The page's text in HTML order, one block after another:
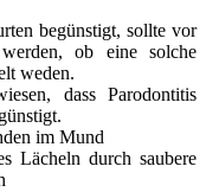
begünstigt, sollte vor
ob eine solche
weden.
dass Parodontitis
im Mund
Lächeln durch saubere